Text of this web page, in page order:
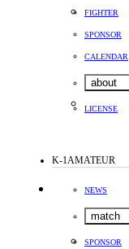
FIGHTER
SPONSOR
CALENDAR
about
LICENSE
K-1AMATEUR
NEWS
match
SPONSOR